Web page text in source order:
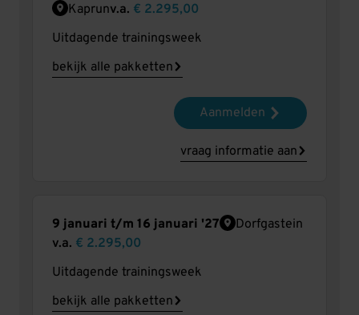
Kaprunv.a. € 2.295,00
Uitdagende trainingsweek
bekijk alle pakketten
Aanmelden
vraag informatie aan
9 januari t/m 16 januari '27
Dorfgastein
v.a. € 2.295,00
Uitdagende trainingsweek
bekijk alle pakketten